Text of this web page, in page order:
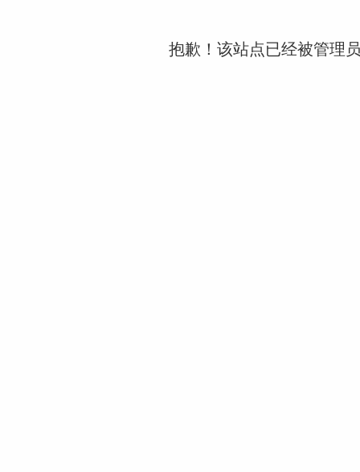
抱歉！该站点已经被管理